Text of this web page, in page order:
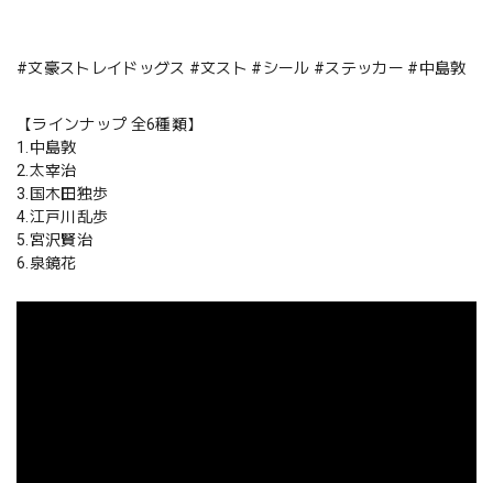
#文豪ストレイドッグス #文スト #シール #ステッカー #中島敦
【ラインナップ 全6種類】
1.中島敦
2.太宰治
3.国木田独歩
4.江戸川乱歩
5.宮沢賢治
6.泉鏡花